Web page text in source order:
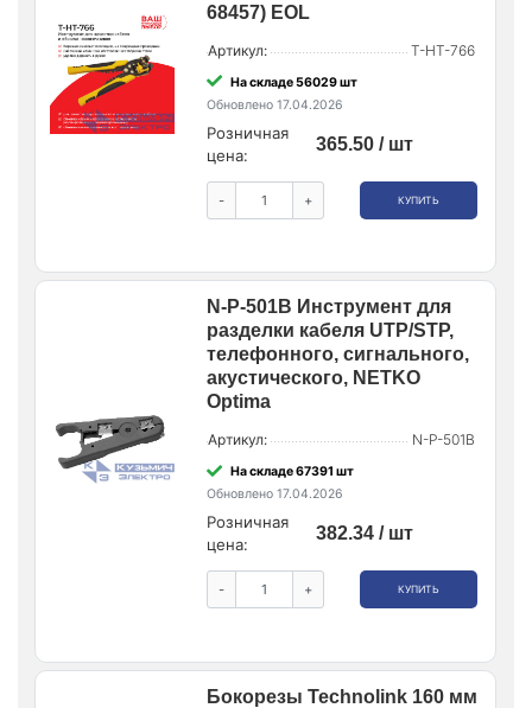
68457) EOL
Артикул: T-HT-766
На складе 56029 шт
Обновлено 17.04.2026
Розничная
цена:
365.50 / шт
- + КУПИТЬ
N-P-501B Инструмент для
разделки кабеля UTP/STP,
телефонного, сигнального,
акустического, NETKO
Optima
Артикул: N-P-501B
На складе 67391 шт
Обновлено 17.04.2026
Розничная
цена:
382.34 / шт
- + КУПИТЬ
Бокорезы Technolink 160 мм